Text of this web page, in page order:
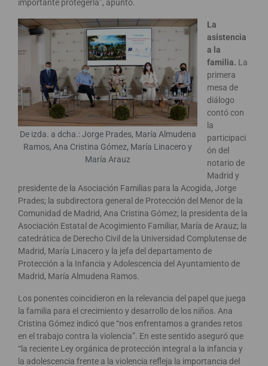
importante protegerla”, apuntó.
De izda. a dcha.: Jorge Prades, María Almudena
Ramos, Ana Cristina Gómez, María Linacero y
María Arauz
La
asistencia
a la
familia. La
primera
mesa de
diálogo
contó con
la
participaci
ón del
notario de
Madrid y
presidente de la Asociación Familias para la Acogida, Jorge
Prades; la subdirectora general de Protección del Menor de la
Comunidad de Madrid, Ana Cristina Gómez; la presidenta de la
Asociación Estatal de Acogimiento Familiar, María de Arauz; la
catedrática de Derecho Civil de la Universidad Complutense de
Madrid, María Linacero y la jefa del departamento de
Protección a la Infancia y Adolescencia del Ayuntamiento de
Madrid, María Almudena Ramos.
Los ponentes coincidieron en la relevancia del papel que juega
la familia para el crecimiento y desarrollo de los niños. Ana
Cristina Gómez indicó que “nos enfrentamos a grandes retos
en el trabajo contra la violencia”. En este sentido aseguró que
“la reciente Ley orgánica de protección integral a la infancia y
la adolescencia frente a la violencia refleja la importancia del